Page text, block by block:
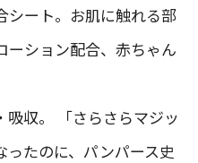
シート。お肌に触れる部
ーション配合、赤ちゃん
吸収。 「さらさらマジッ
ったのに、パンパース史